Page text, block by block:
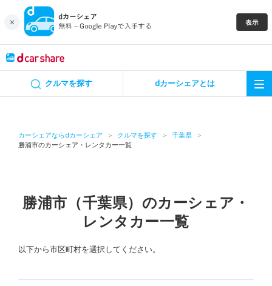
クルマを探す dカーシェアとは
カーシェアならdカーシェア クルマを探す
千葉県
勝浦市のカーシェア・レンタカー一覧
勝浦市（千葉県）のカーシェア・
レンタカー一覧
以下から市区町村を選択してください。
カーシェア
特集
アプリの使い方